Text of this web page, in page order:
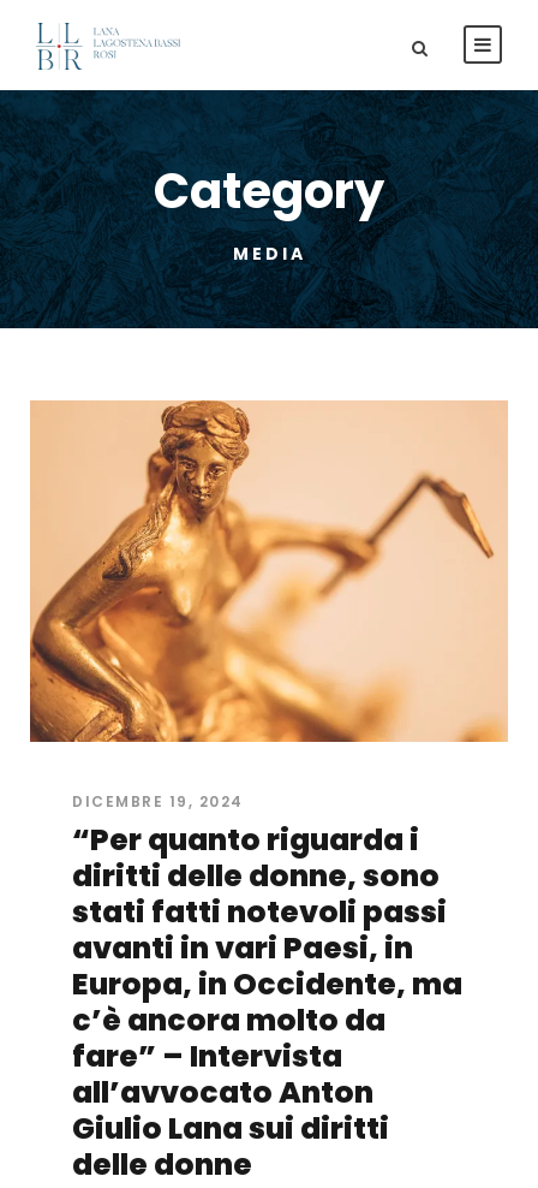
Category
MEDIA
DICEMBRE 19, 2024
“Per quanto riguarda i
diritti delle donne, sono
stati fatti notevoli passi
avanti in vari Paesi, in
Europa, in Occidente, ma
c’è ancora molto da
fare” – Intervista
all’avvocato Anton
Giulio Lana sui diritti
delle donne